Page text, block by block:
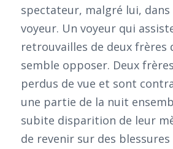
spectateur, malgré lui,
voyeur. Un voyeur qui
retrouvailles de deux frères
semble opposer. Deux
perdus de vue et sont
une partie de la nuit
subite disparition de leur
de revenir sur des blessures